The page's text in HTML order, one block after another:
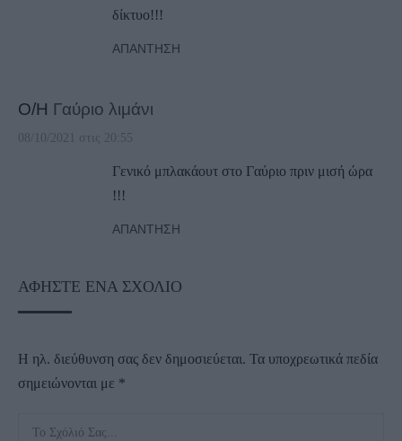
δίκτυο!!!
ΑΠΆΝΤΗΣΗ
Ο/Η Γαύριο λιμάνι
08/10/2021 στις 20:55
Γενικό μπλακάουτ στο Γαύριο πριν μισή ώρα
!!!
ΑΠΆΝΤΗΣΗ
ΑΦΉΣΤΕ ΈΝΑ ΣΧΌΛΙΟ
Η ηλ. διεύθυνση σας δεν δημοσιεύεται. Τα υποχρεωτικά πεδία
σημειώνονται με *